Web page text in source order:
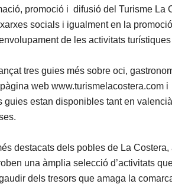
promoció i difusió del Turisme La
socials i igualment en la
de les activitats
tres guies més sobre oci,
web www.turismelacostera.com i
guies estan disponibles tant en
destacats dels pobles de La Costera,
una àmplia selecció d’activitats
dels tresors que amaga la